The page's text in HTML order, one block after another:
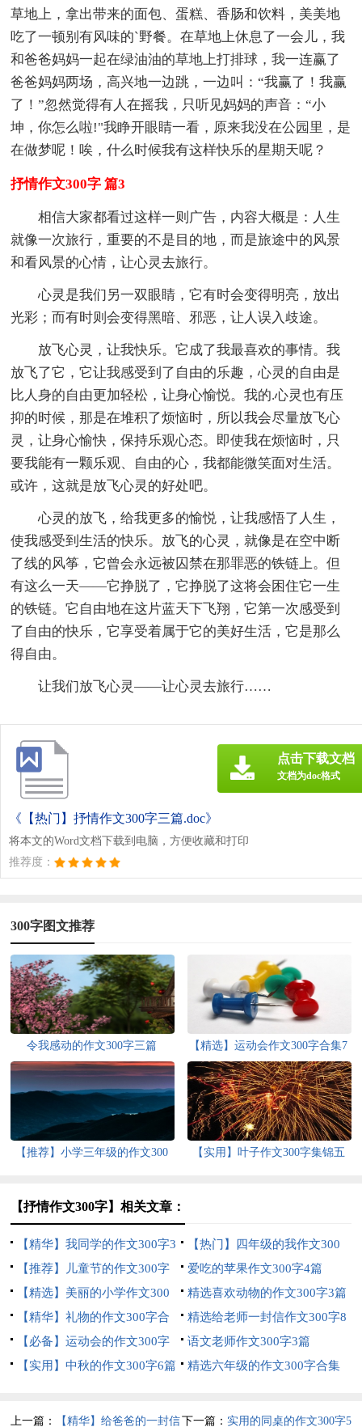
草地上，拿出带来的面包、蛋糕、香肠和饮料，美美地
吃了一顿别有风味的`野餐。在草地上休息了一会儿，我
和爸爸妈妈一起在绿油油的草地上打排球，我一连赢了
爸爸妈妈两场，高兴地一边跳，一边叫：“我赢了！我赢
了！”忽然觉得有人在摇我，只听见妈妈的声音：“小
坤，你怎么啦!"我睁开眼睛一看，原来我没在公园里，是
在做梦呢！唉，什么时候我有这样快乐的星期天呢？
抒情作文300字 篇3
相信大家都看过这样一则广告，内容大概是：人生
就像一次旅行，重要的不是目的地，而是旅途中的风景
和看风景的心情，让心灵去旅行。
心灵是我们另一双眼睛，它有时会变得明亮，放出
光彩；而有时则会变得黑暗、邪恶，让人误入歧途。
放飞心灵，让我快乐。它成了我最喜欢的事情。我
放飞了它，它让我感受到了自由的乐趣，心灵的自由是
比人身的自由更加轻松，让身心愉悦。我的.心灵也有压
抑的时候，那是在堆积了烦恼时，所以我会尽量放飞心
灵，让身心愉快，保持乐观心态。即使我在烦恼时，只
要我能有一颗乐观、自由的心，我都能微笑面对生活。
或许，这就是放飞心灵的好处吧。
心灵的放飞，给我更多的愉悦，让我感悟了人生，
使我感受到生活的快乐。放飞的心灵，就像是在空中断
了线的风筝，它曾会永远被囚禁在那罪恶的铁链上。但
有这么一天——它挣脱了，它挣脱了这将会困住它一生
的铁链。它自由地在这片蓝天下飞翔，它第一次感受到
了自由的快乐，它享受着属于它的美好生活，它是那么
得自由。
让我们放飞心灵——让心灵去旅行……
《【热门】抒情作文300字三篇.doc》
将本文的Word文档下载到电脑，方便收藏和打印
推荐度：
点击下载文档
文档为doc格式
300字图文推荐
令我感动的作文300字三篇
【精选】运动会作文300字合集7
篇
【推荐】小学三年级的作文300
【实用】叶子作文300字集锦五
【抒情作文300字】相关文章：
【精华】我同学的作文300字3
篇
【热门】四年级的我作文300
字锦集八篇
【推荐】儿童节的作文300字
四篇
爱吃的苹果作文300字4篇
【精选】美丽的小学作文300
字4篇
精选喜欢动物的作文300字3篇
【精华】礼物的作文300字合
集10篇
精选给老师一封信作文300字8
篇
【必备】运动会的作文300字
六篇
语文老师作文300字3篇
【实用】中秋的作文300字6篇
精选六年级的作文300字合集
上一篇： 【精华】给爸爸的一封信下一篇： 实用的同桌的作文300字5